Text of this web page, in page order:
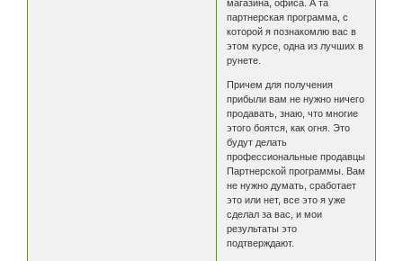
магазина, офиса. А та
партнерская программа, с
которой я познакомлю вас в
этом курсе, одна из лучших в
рунете.
Причем для получения
прибыли вам не нужно ничего
продавать, знаю, что многие
этого боятся, как огня. Это
будут делать
профессиональные продавцы
Партнерской программы. Вам
не нужно думать, сработает
это или нет, все это я уже
сделал за вас, и мои
результаты это
подтверждают.